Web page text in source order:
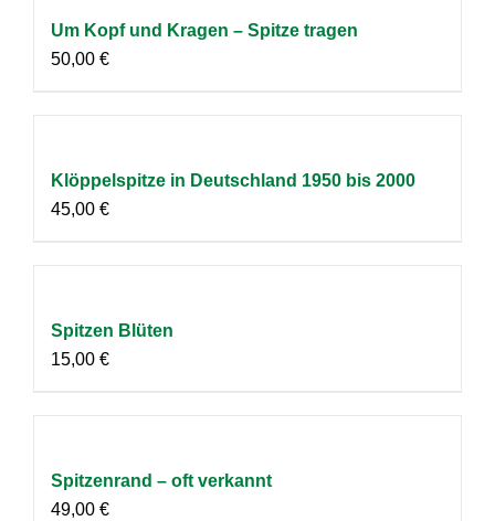
Um Kopf und Kragen – Spitze tragen
50,00 €
Klöppelspitze in Deutschland 1950 bis 2000
45,00 €
Spitzen Blüten
15,00 €
Spitzenrand – oft verkannt
49,00 €